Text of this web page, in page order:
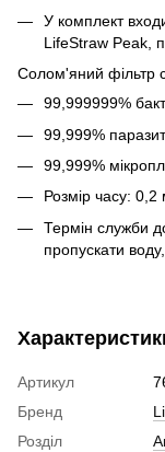
У комплект
LifeStraw Peak,
Солом'яний фільтр
99,999999%
99,999%
99,999%
Розмір часу: 0,2
Термін служби
пропускати
Артикул
Бренд
Розділ